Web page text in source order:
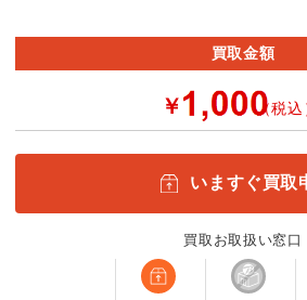
買取金額
￥ （税込
いますぐ買取
買取お取扱い窓口